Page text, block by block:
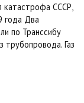
катастрофа СССР,
года Два
по Транссибу
трубопровода. Газ